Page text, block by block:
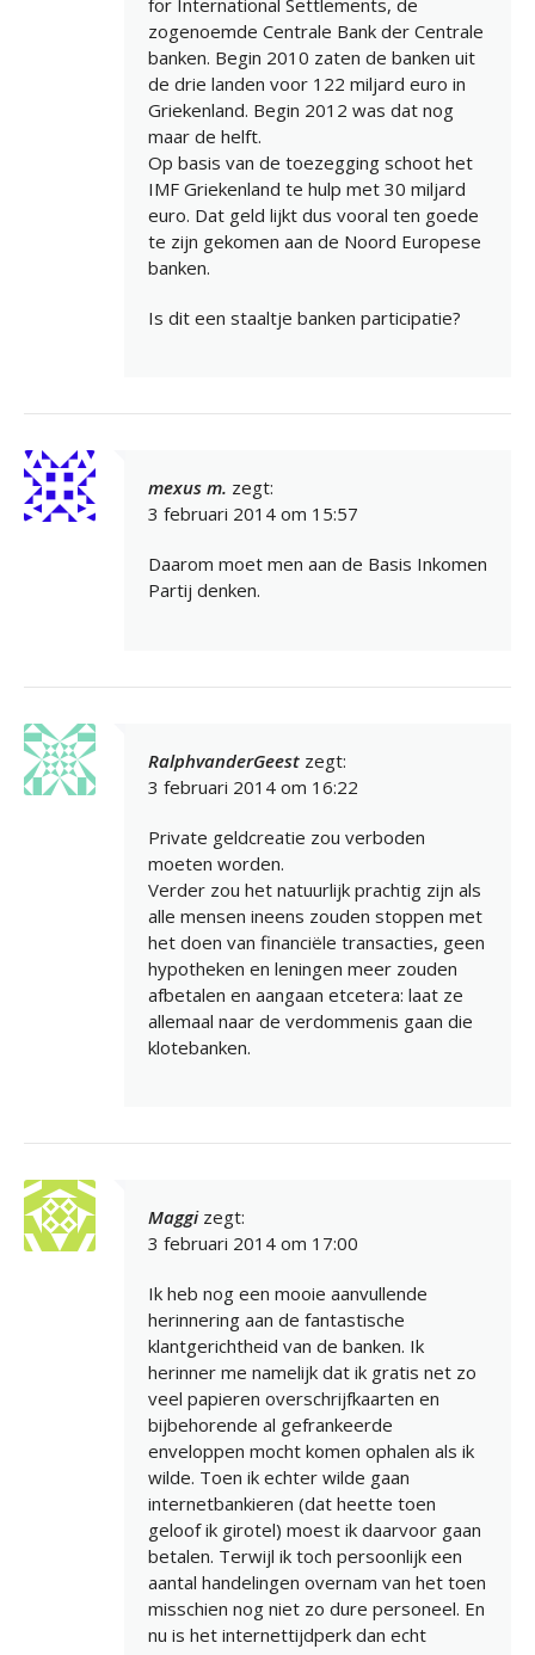
for International Settlements, de
zogenoemde Centrale Bank der Centrale
banken. Begin 2010 zaten de banken uit
de drie landen voor 122 miljard euro in
Griekenland. Begin 2012 was dat nog
maar de helft.
Op basis van de toezegging schoot het
IMF Griekenland te hulp met 30 miljard
euro. Dat geld lijkt dus vooral ten goede
te zijn gekomen aan de Noord Europese
banken.
Is dit een staaltje banken participatie?
mexus m. zegt:
3 februari 2014 om 15:57
Daarom moet men aan de Basis Inkomen
Partij denken.
RalphvanderGeest zegt:
3 februari 2014 om 16:22
Private geldcreatie zou verboden
moeten worden.
Verder zou het natuurlijk prachtig zijn als
alle mensen ineens zouden stoppen met
het doen van financiële transacties, geen
hypotheken en leningen meer zouden
afbetalen en aangaan etcetera: laat ze
allemaal naar de verdommenis gaan die
klotebanken.
Maggi zegt:
3 februari 2014 om 17:00
Ik heb nog een mooie aanvullende
herinnering aan de fantastische
klantgerichtheid van de banken. Ik
herinner me namelijk dat ik gratis net zo
veel papieren overschrijfkaarten en
bijbehorende al gefrankeerde
enveloppen mocht komen ophalen als ik
wilde. Toen ik echter wilde gaan
internetbankieren (dat heette toen
geloof ik girotel) moest ik daarvoor gaan
betalen. Terwijl ik toch persoonlijk een
aantal handelingen overnam van het toen
misschien nog niet zo dure personeel. En
nu is het internettijdperk dan echt